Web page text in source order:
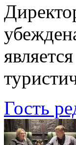
Гость